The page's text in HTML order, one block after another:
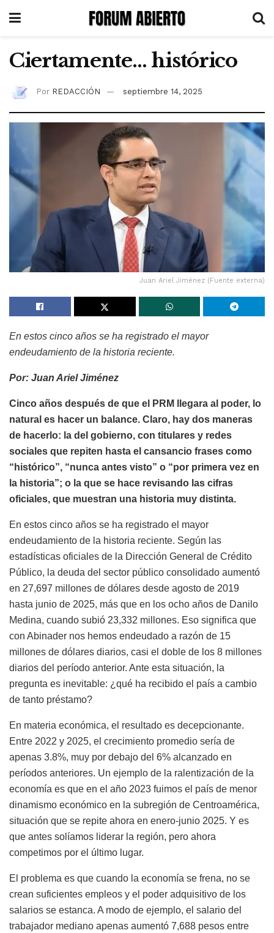
Ciertamente… histórico
Por REDACCIÓN septiembre 14, 2025
Juan Ariel Jiménez (Fuente externa)
En estos cinco años se ha registrado el mayor
endeudamiento de la historia reciente.
Por: Juan Ariel Jiménez
Cinco años después de que el PRM llegara al poder, lo
natural es hacer un balance. Claro, hay dos maneras
de hacerlo: la del gobierno, con titulares y redes
sociales que repiten hasta el cansancio frases como
“histórico”, “nunca antes visto” o “por primera vez en
la historia”; o la que se hace revisando las cifras
oficiales, que muestran una historia muy distinta.
En estos cinco años se ha registrado el mayor
endeudamiento de la historia reciente. Según las
estadísticas oficiales de la Dirección General de Crédito
Público, la deuda del sector público consolidado aumentó
en 27,697 millones de dólares desde agosto de 2019
hasta junio de 2025, más que en los ocho años de Danilo
Medina, cuando subió 23,332 millones. Eso significa que
con Abinader nos hemos endeudado a razón de 15
millones de dólares diarios, casi el doble de los 8 millones
diarios del período anterior. Ante esta situación, la
pregunta es inevitable: ¿qué ha recibido el país a cambio
de tanto préstamo?
En materia económica, el resultado es decepcionante.
Entre 2022 y 2025, el crecimiento promedio sería de
apenas 3.8%, muy por debajo del 6% alcanzado en
períodos anteriores. Un ejemplo de la ralentización de la
economía es que en el año 2023 fuimos el país de menor
dinamismo económico en la subregión de Centroamérica,
situación que se repite ahora en enero-junio 2025. Y es
que antes solíamos liderar la región, pero ahora
competimos por el último lugar.
El problema es que cuando la economía se frena, no se
crean suficientes empleos y el poder adquisitivo de los
salarios se estanca. A modo de ejemplo, el salario del
trabajador mediano apenas aumentó 7,688 pesos entre